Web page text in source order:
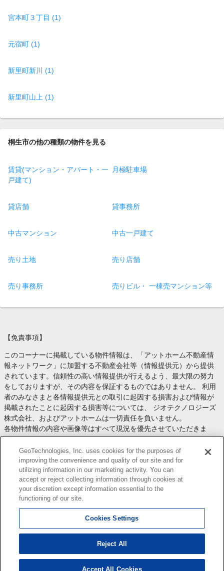
宮本町３丁目 (1)
元宿町 (1)
新里町新川 (1)
新里町山上 (1)
桐生市の他の種類の物件を見る
賃貸(マンション・アパート・一
戸建て)
月極駐車場
貸店舗 貸事務所
中古マンション 中古一戸建て
売り土地 売り店舗
売り事務所 売りビル・ 一棟売マンション等
【免責事項】
このコーナーに掲載している物件情報は、「アットホーム不動産情
報ネットワーク」に加盟する不動産会社等（情報提供元）から提供
されています。信頼性の高い情報提供が行えるよう、最大限の努力
をしておりますが、その内容を保証するものではありません。 利用
者のみなさまと各情報提供元との取引に起因する損害および情報が
掲載されたことに起因する損害等については、 ジオテクノロジーズ
株式会社、およびアットホームは一切責任を負いません。
各物件情報の内容や画像等はすべて現況を優先させていただきま
す。
お取引等（お取引の準備、資金調達等を含みます）の際には、内容
や契約条件等について、 各情報提供元より十分な説明を受け、ご自
身でご確認の上、判断してください。
このコーナーへの物件情報のご掲載、その他不動産業務ソリューシ
ョン等についての不動産会社様のお問合せはこちら
します。
Copyright(c) At Home Co.,Ltd. このサイトに掲載している情報の無断転載を禁止します。著作権
はアットホーム（株）またはその情報提供者に帰属します。
本ページはプロモーションが含まれています。
GeoTechnologies, Inc. uses cookies for the purposes of
improving the convenience and quality of our site and for
utilizing information in our marketing activity. You can
accept or reject collecting information through cookies at
your discretion except information essential to the
functioning of our site.
Cookies Settings
Reject All
Accept All Cookies